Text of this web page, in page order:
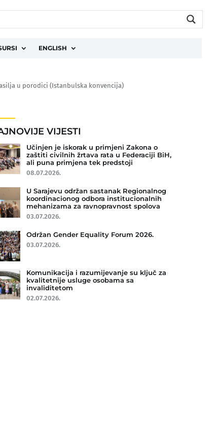
ENGLISH
u porodici (Istanbulska konvencija)
VIJESTI
Učinjen je iskorak u primjeni Zakona o
zaštiti civilnih žrtava rata u Federaciji BiH,
ali puna primjena tek predstoji
08.07.2026.
U Sarajevu održan sastanak Regionalnog
koordinacionog odbora institucionalnih
mehanizama za ravnopravnost spolova
03.07.2026.
Održan Gender Equality Forum 2026.
03.07.2026.
Komunikacija i razumijevanje su ključ za
kvalitetnije usluge osobama sa
invaliditetom
02.07.2026.